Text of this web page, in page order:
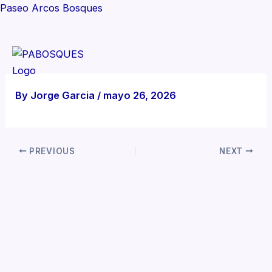
Skip
Paseo Arcos Bosques
By Jorge Garcia / mayo 26, 2026
PREVIOUS NEXT